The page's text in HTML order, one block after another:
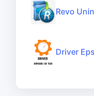
Revo
Driver